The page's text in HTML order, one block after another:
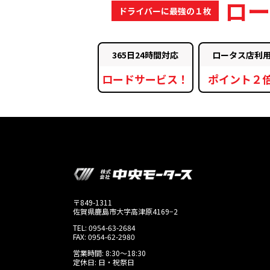
ドライバーに最強の１枚 ロ
365日24時間対応
ロードサービス！
ロータス店利
ポイント２
〒849-1311
佐賀県鹿島市大字高津原4169−2
TEL: 0954-63-2684
FAX: 0954-62-2980
営業時間: 8:30〜18:30
定休日: 日・祝祭日